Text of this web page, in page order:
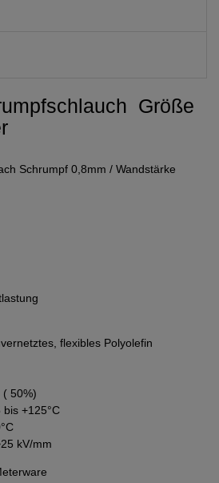
Größe
Schrumpf 0,8mm / Wandstärke
flexibles Polyolefin
( 50%)
+125°C
kV/mm